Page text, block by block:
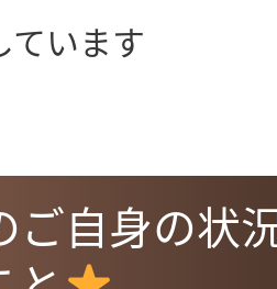
ています
ご自身の状